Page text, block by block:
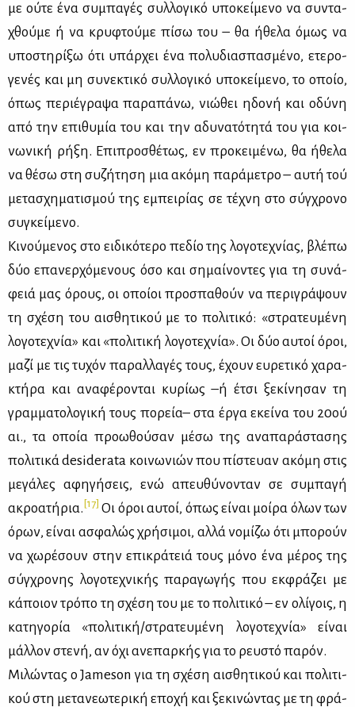
με ού­τε ένα συ­μπα­γές συλ­λο­γι­κό υπο­κεί­με­νο να συ­ντα­
χθού­με ή να κρυ­φτού­με πί­σω του – θα ήθε­λα όμως να
υπο­στη­ρί­ξω ότι υπάρ­χει ένα πο­λυ­δια­σπα­σμέ­νο, ετε­ρο­
γε­νές και μη συ­νε­κτι­κό συλ­λο­γι­κό υπο­κεί­με­νο, το οποίο,
όπως πε­ριέ­γρα­ψα πα­ρα­πά­νω, νιώ­θει ηδο­νή και οδύ­νη
από την επι­θυ­μία του και την αδυ­να­τό­τη­τά του για κοι­
νω­νι­κή ρή­ξη. Επι­προ­σθέ­τως, εν προ­κει­μέ­νω, θα ήθε­λα
να θέ­σω στη συ­ζή­τη­ση μια ακό­μη πα­ρά­με­τρο – αυ­τή τού
με­τα­σχη­μα­τι­σμού της εμπει­ρί­ας σε τέ­χνη στο σύγ­χρο­νο
συ­γκεί­με­νο.
Κι­νού­με­νος στο ει­δι­κό­τε­ρο πε­δίο της λο­γο­τε­χνί­ας, βλέ­πω
δύο επα­νερ­χό­με­νους όσο και ση­μαί­νο­ντες για τη συ­νά­
φειά μας όρους, οι οποί­οι προ­σπα­θούν να πε­ρι­γρά­ψουν
τη σχέ­ση του αι­σθη­τι­κού με το πο­λι­τι­κό: «στρα­τευ­μέ­νη
λο­γο­τε­χνία» και «πο­λι­τι­κή λο­γο­τε­χνία». Οι δύο αυ­τοί όροι,
μα­ζί με τις τυ­χόν πα­ραλ­λα­γές τους, έχουν ευ­ρε­τι­κό χα­ρα­
κτή­ρα και ανα­φέ­ρο­νται κυ­ρί­ως –ή έτσι ξε­κί­νη­σαν τη
γραμ­μα­το­λο­γι­κή τους πο­ρεία– στα έρ­γα εκεί­να του 20ού
αι., τα οποία προ­ω­θού­σαν μέ­σω της ανα­πα­ρά­στα­σης
πο­λι­τι­κά desiderata κοι­νω­νιών που πί­στευαν ακό­μη στις
με­γά­λες αφη­γή­σεις, ενώ απευ­θύ­νο­νταν σε συ­μπα­γή
ακρο­α­τή­ρια. [17] Οι όροι αυ­τοί, όπως εί­ναι μοί­ρα όλων των
όρων, εί­ναι ασφα­λώς χρή­σι­μοι, αλ­λά νο­μί­ζω ότι μπο­ρούν
να χω­ρέ­σουν στην επι­κρά­τειά τους μό­νο ένα μέ­ρος της
σύγ­χρο­νης λο­γο­τε­χνι­κής πα­ρα­γω­γής που εκ­φρά­ζει με
κά­ποιον τρό­πο τη σχέ­ση του με το πο­λι­τι­κό – εν ολί­γοις, η
κα­τη­γο­ρία «πο­λι­τι­κή/στρα­τευ­μέ­νη λο­γο­τε­χνία» εί­ναι
μάλ­λον στε­νή, αν όχι ανε­παρ­κής για το ρευ­στό πα­ρόν.
Μι­λώ­ντας ο Jameson για τη σχέ­ση αι­σθη­τι­κού και πο­λι­τι­
κού στη με­τα­νε­ω­τε­ρι­κή επο­χή και ξε­κι­νώ­ντας με τη φρά­